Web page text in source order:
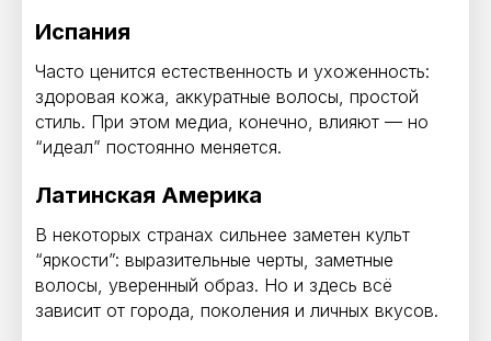
Испания
Часто ценится естественность и ухоженность:
здоровая кожа, аккуратные волосы, простой
стиль. При этом медиа, конечно, влияют — но
“идеал” постоянно меняется.
Латинская Америка
В некоторых странах сильнее заметен культ
“яркости”: выразительные черты, заметные
волосы, уверенный образ. Но и здесь всё
зависит от города, поколения и личных вкусов.